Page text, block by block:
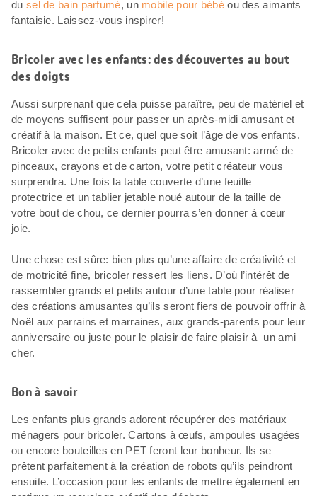
du sel de bain parfumé, un mobile pour bébéou des aimants
fantaisie. Laissez-vous inspirer!
Bricoler avec les enfants: des découvertes au bout
des doigts
Aussi surprenant que cela puisse paraître, peu de matériel et
de moyens suffisent pour passer un après-midi amusant et
créatif à la maison. Et ce, quel que soit l’âge de vos enfants.
Bricoler avec de petits enfants peut être amusant: armé de
pinceaux, crayons et de carton, votre petit créateur vous
surprendra. Une fois la table couverte d’une feuille
protectrice et un tablier jetable noué autour de la taille de
votre bout de chou, ce dernier pourra s’en donner à cœur
joie.
Une chose est sûre: bien plus qu’une affaire de créativité et
de motricité fine, bricoler ressert les liens. D’où l’intérêt de
rassembler grands et petits autour d’une table pour réaliser
des créations amusantes qu’ils seront fiers de pouvoir offrir à
Noël aux parrains et marraines, aux grands-parents pour leur
anniversaire ou juste pour le plaisir de faire plaisir à un ami
cher.
Bon à savoir
Les enfants plus grands adorent récupérer des matériaux
ménagers pour bricoler. Cartons à œufs, ampoules usagées
ou encore bouteilles en PET feront leur bonheur. Ils se
prêtent parfaitement à la création de robots qu’ils peindront
ensuite. L’occasion pour les enfants de mettre également en